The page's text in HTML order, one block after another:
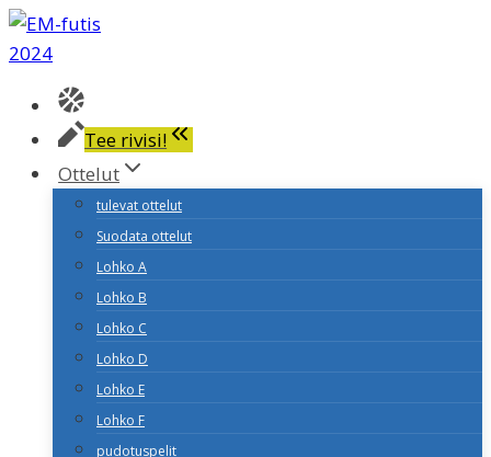
Siirry
sisältöön
Tee rivisi!
Ottelut
tulevat ottelut
Suodata ottelut
Lohko A
Lohko B
Lohko C
Lohko D
Lohko E
Lohko F
pudotuspelit